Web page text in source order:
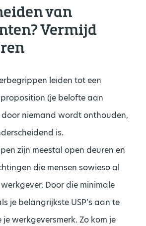
van
Vermijd
leiden tot een
(je belofte aan
door niemand wordt onthouden,
is.
zijn meestal open deuren en
die mensen sowieso al
Door die minimale
je belangrijkste USP’s aan te
werkgeversmerk. Zo kom je